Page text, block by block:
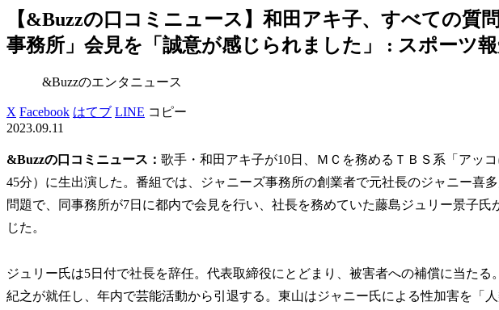
【&Buzzの口コミニュース】和田アキ子、すべての質
事務所」会見を「誠意が感じられました」 : スポーツ
&Buzzのエンタニュース
X Facebook はてブ LINE コピー
2023.09.11
&Buzzの口コミニュース： 歌手・和田アキ子が10日、ＭＣを務めるＴＢＳ系「アッ
45分）に生出演した。番組では、ジャニーズ事務所の創業者で元社長のジャニー喜
問題で、同事務所が7日に都内で会見を行い、社長を務めていた藤島ジュリー景子氏
じた。
ジュリー氏は5日付で社長を辞任。代表取締役にとどまり、被害者への補償に当たる
紀之が就任し、年内で芸能活動から引退する。東山はジャニー氏による性加害を「